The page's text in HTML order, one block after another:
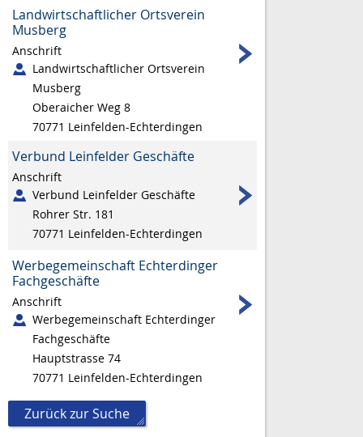
Landwirtschaftlicher Ortsverein
Musberg
Anschrift
Landwirtschaftlicher Ortsverein
Musberg
Oberaicher Weg 8
70771 Leinfelden-Echterdingen
Verbund Leinfelder Geschäfte
Anschrift
Verbund Leinfelder Geschäfte
Rohrer Str. 181
70771 Leinfelden-Echterdingen
Werbegemeinschaft Echterdinger
Fachgeschäfte
Anschrift
Werbegemeinschaft Echterdinger
Fachgeschäfte
Hauptstrasse 74
70771 Leinfelden-Echterdingen
Zurück zur Suche